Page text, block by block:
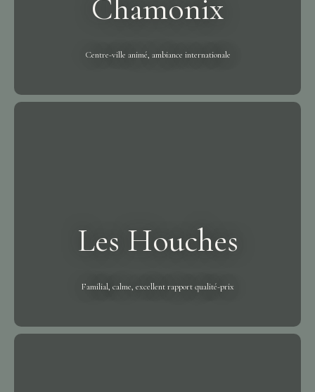
Chamonix
Centre-ville animé, ambiance internationale
Les Houches
Familial, calme, excellent rapport qualité-prix